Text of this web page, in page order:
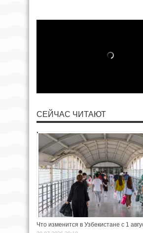
СЕЙЧАС ЧИТАЮТ
Что изменится в Узбекистане с 1